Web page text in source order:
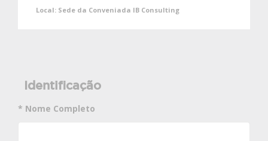
Local: Sede da Conveniada IB Consulting
Identificação
* Nome Completo